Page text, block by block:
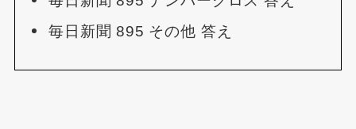
毎日新聞 895 その他 答え